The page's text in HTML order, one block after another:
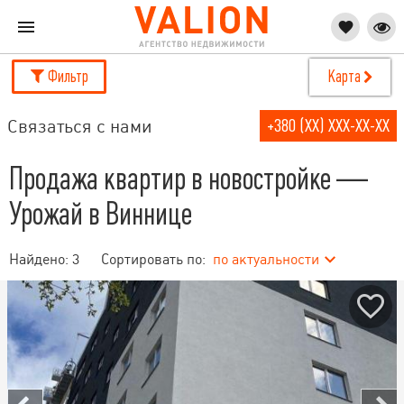
Фильтр Карта
Связаться с нами +380 (XX) XXX-XX-XX
Продажа квартир в новостройке —
Урожай в Виннице
Найдено: 3 Сортировать по: по актуальности